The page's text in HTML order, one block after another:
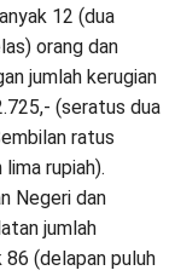
12 (dua
orang dan
jumlah kerugian
(seratus dua
ratus
rupiah).
Negeri dan
jumlah
86 (delapan puluh